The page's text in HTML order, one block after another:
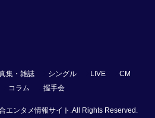
集・雑誌 シングル LIVE
CM
コラム 握手会
エンタメ情報サイト .All Rights Reserved.